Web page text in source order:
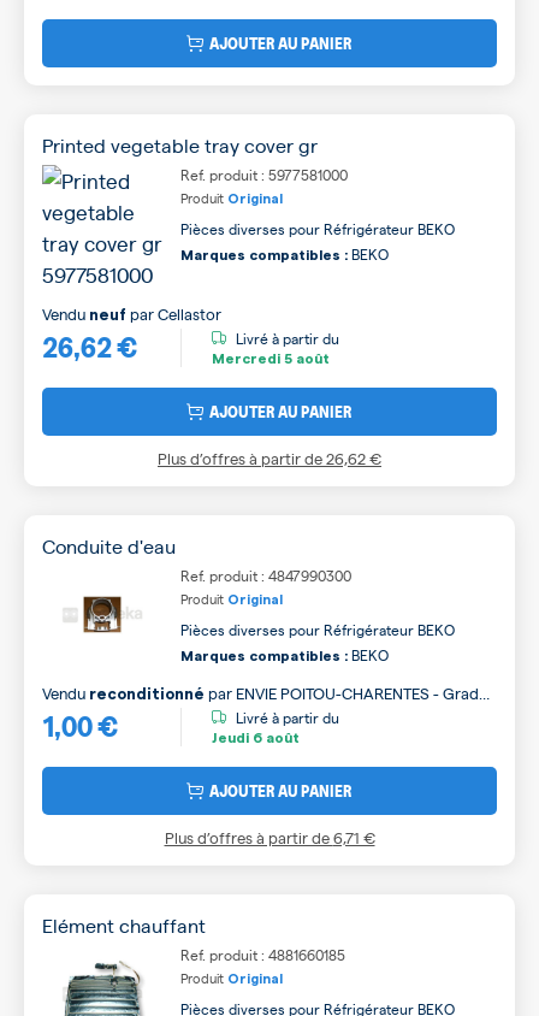
AJOUTER AU PANIER
Printed vegetable tray cover gr
Ref. produit : 5977581000
Produit Original
Pièces diverses pour Réfrigérateur BEKO
Marques compatibles : BEKO
26,62 €
Vendu neuf parCellastor
Livré à partir du
Mercredi 5 août
AJOUTER AU PANIER
Plus d’offres à partir de26,62 €
Conduite d'eau
Ref. produit : 4847990300
Produit Original
Pièces diverses pour Réfrigérateur BEKO
Marques compatibles : BEKO
1,00 €
Vendu reconditionné par ENVIE POITOU-CHARENTES - Grade
B
Livré à partir du
Jeudi 6 août
AJOUTER AU PANIER
Plus d’offres à partir de6,71 €
Elément chauffant
Ref. produit : 4881660185
Produit Original
Pièces diverses pour Réfrigérateur BEKO